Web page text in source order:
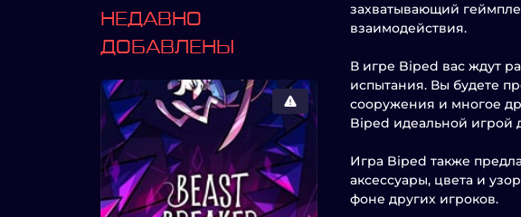
НЕДАВНО
ДОБАВЛЕНЫ
захватывающий
взаимодействия.
В игре Biped вас ждут
испытания. Вы будете
сооружения и многое
Biped идеальной игрой
Игра Biped также
аксессуары, цвета и
фоне других игроков.